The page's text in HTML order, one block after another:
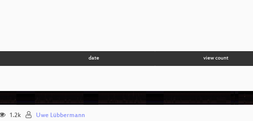
date view count
1.2k Uwe Lübbermann